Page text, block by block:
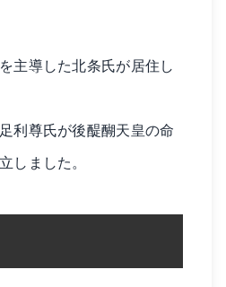
主導した北条氏が居住し
利尊氏が後醍醐天皇の命
しました。